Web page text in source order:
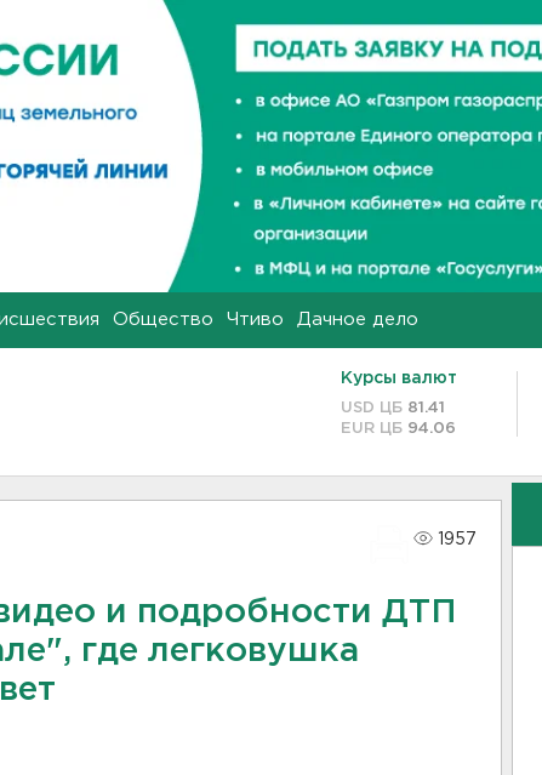
Общество Чтиво Дачное дело
Курсы валют
USD ЦБ 81.41
EUR ЦБ 94.06
1957
и подробности ДТП
где легковушка